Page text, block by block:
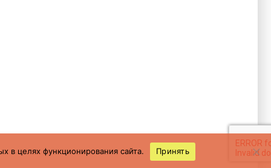
в целях функционирования сайта. Принять